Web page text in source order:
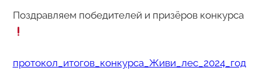
Поздравляем победителей и призёров конкурса
протокол_итогов_конкурса_Живи_лес_2024_год